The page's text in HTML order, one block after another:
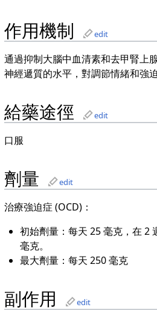
作用機制 edit
通過抑制大腦中血清素和去甲腎上
神經遞質的水平，對調節情緒和強
給藥途徑 edit
口服
劑量 edit
治療強迫症 (OCD)：
初始劑量：每天 25 毫克，在 2
毫克。
最大劑量：每天 250 毫克
副作用 edit